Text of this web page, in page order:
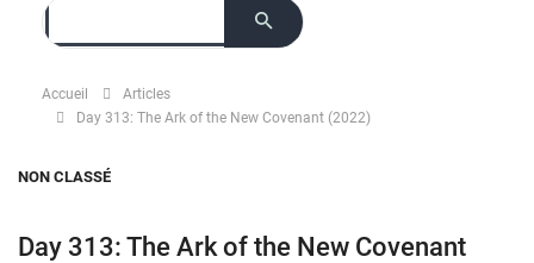
Accueil
Articles
Day 313: The Ark of the New Covenant (2022)
NON CLASSÉ
Day 313: The Ark of the New Covenant